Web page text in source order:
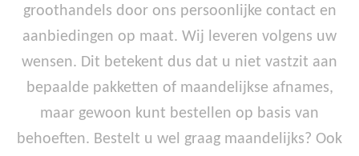
groothandels door ons persoonlijke contact en
aanbiedingen op maat. Wij leveren volgens uw
wensen. Dit betekent dus dat u niet vastzit aan
bepaalde pakketten of maandelijkse afnames,
maar gewoon kunt bestellen op basis van
behoeften. Bestelt u wel graag maandelijks? Ook